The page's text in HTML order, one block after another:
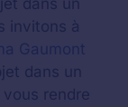
dans un
invitons à
Gaumont
dans un
rendre